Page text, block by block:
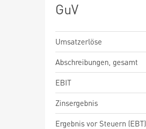
GuV
Umsatzerlöse
Abschreibungen, gesamt
EBIT
Zinsergebnis
Ergebnis vor Steuern (EBT)